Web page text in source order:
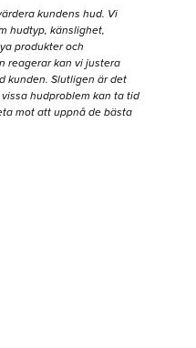
kundens hud. Vi
hudtyp, känslighet,
produkter och
reagerar kan vi justera
kunden. Slutligen är det
hudproblem kan ta tid
mot att uppnå de bästa